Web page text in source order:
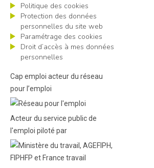
Politique des cookies
Protection des données
personnelles du site web
Paramétrage des cookies
Droit d’accès à mes données
personnelles
Cap emploi acteur du réseau
pour l’emploi
Acteur du service public de
l'emploi piloté par